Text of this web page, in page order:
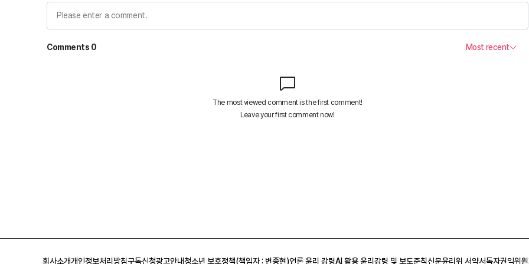
회사소개개인정보처리방침구독신청광고안내청소년 보호정책(책임자 : 변종현)언론 윤리 강령AI 활용 윤리강령 및 보도준칙신문윤리위 서약서독자권익위